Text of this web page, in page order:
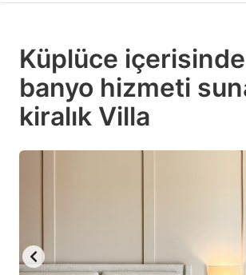
Küplüce
banyo hizmeti
kiralık Villa